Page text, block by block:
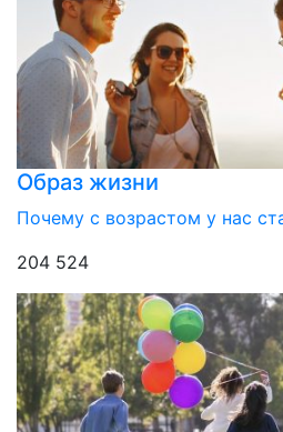
Образ жизни
Почему с возрастом у нас
204 524